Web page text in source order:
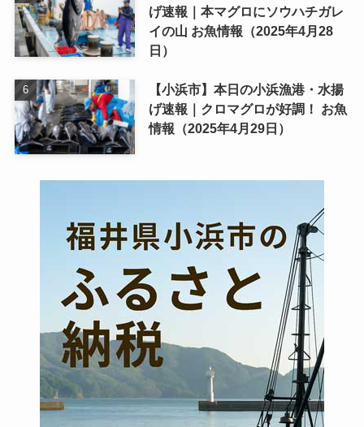
げ速報｜本マグロにソウハチガレ
イの山 お魚情報（2025年4月28
日）
【小浜市】本日の小浜漁港・水揚
げ速報｜クロマグロが好調！ お魚
情報（2025年4月29日）